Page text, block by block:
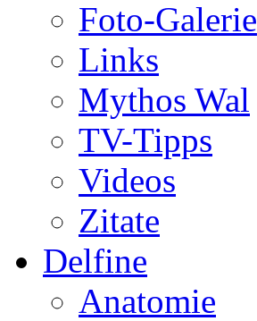
Foto-Galerie
Links
Mythos Wal
TV-Tipps
Videos
Zitate
Delfine
Anatomie